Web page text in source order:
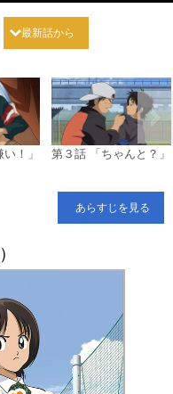
最新話から
！」 第３話 「ちゃんと？」
あらすじを見る